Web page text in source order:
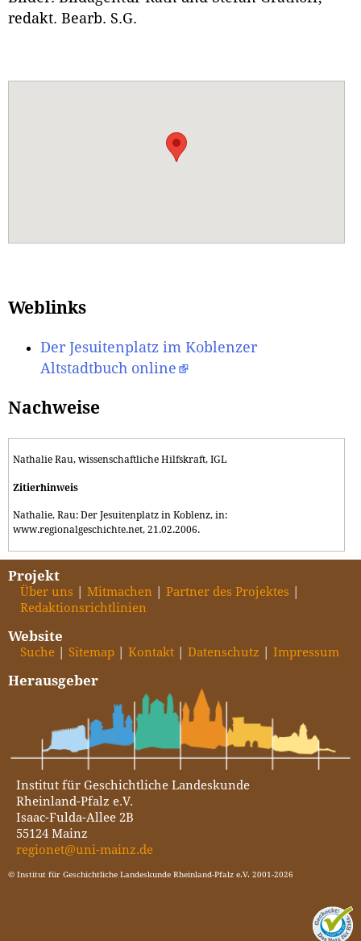
redakt. Bearb. S.G.
Weblinks
Der Jesuitenplatz im Koblenzer
Altstadtbuch online
Nachweise
Nathalie Rau, wissenschaftliche Hilfskraft, IGL
Zitierhinweis
Nathalie, Rau: Der Jesuitenplatz in Koblenz, in:
www.regionalgeschichte.net, 21.02.2006.
Projekt
Über uns Mitmachen
Partner des Projektes
Redaktionsrichtlinien
Website
Suche Sitemap Kontakt Datenschutz Impressum
Herausgeber
Institut für Geschichtliche Landeskunde
Rheinland-Pfalz e.V.
Isaac-Fulda-Allee 2B
55124 Mainz
regionet@uni-mainz.de
© Institut für Geschichtliche Landeskunde Rheinland-Pfalz e.V. 2001-2026